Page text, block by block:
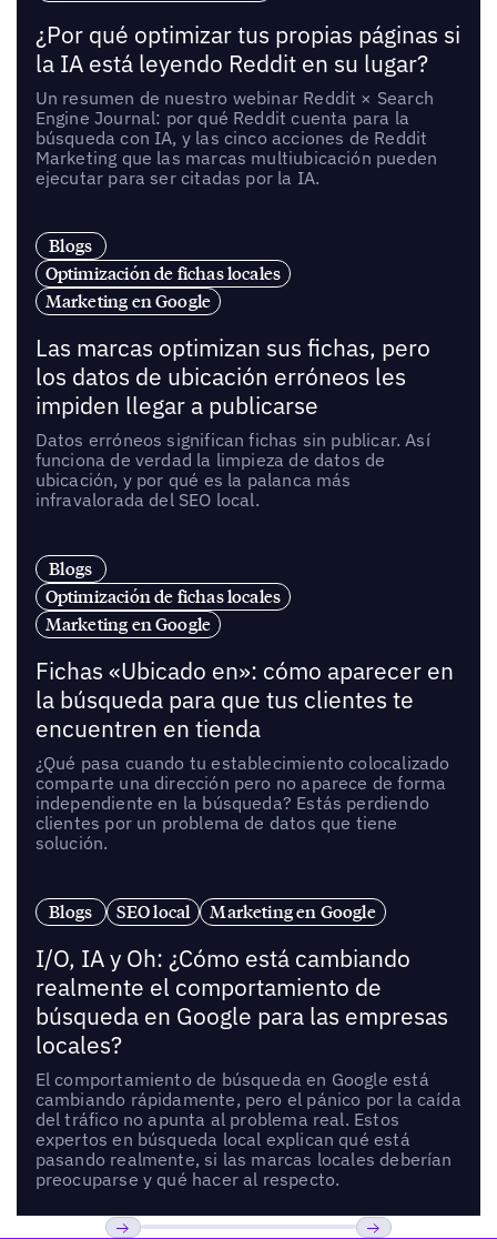
¿Por qué optimizar tus propias páginas si
la IA está leyendo Reddit en su lugar?
Un resumen de nuestro webinar Reddit × Search
Engine Journal: por qué Reddit cuenta para la
búsqueda con IA, y las cinco acciones de Reddit
Marketing que las marcas multiubicación pueden
ejecutar para ser citadas por la IA.
Blogs
Optimización de fichas locales
Marketing en Google
Las marcas optimizan sus fichas, pero
los datos de ubicación erróneos les
impiden llegar a publicarse
Datos erróneos significan fichas sin publicar. Así
funciona de verdad la limpieza de datos de
ubicación, y por qué es la palanca más
infravalorada del SEO local.
Blogs
Optimización de fichas locales
Marketing en Google
Fichas «Ubicado en»: cómo aparecer en
la búsqueda para que tus clientes te
encuentren en tienda
¿Qué pasa cuando tu establecimiento colocalizado
comparte una dirección pero no aparece de forma
independiente en la búsqueda? Estás perdiendo
clientes por un problema de datos que tiene
solución.
Blogs SEO local Marketing en Google
I/O, IA y Oh: ¿Cómo está cambiando
realmente el comportamiento de
búsqueda en Google para las empresas
locales?
El comportamiento de búsqueda en Google está
cambiando rápidamente, pero el pánico por la caída
del tráfico no apunta al problema real. Estos
expertos en búsqueda local explican qué está
pasando realmente, si las marcas locales deberían
preocuparse y qué hacer al respecto.